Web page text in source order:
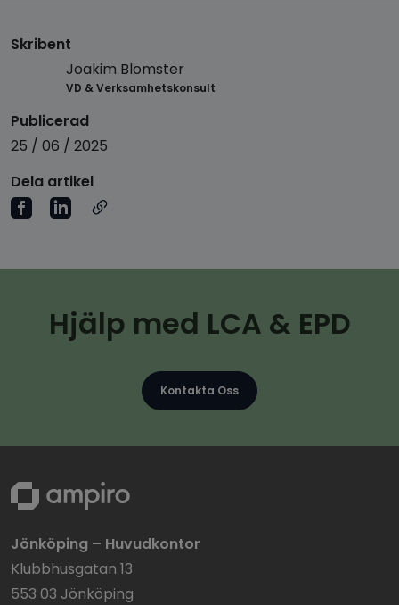
Skribent
Joakim Blomster
VD & Verksamhetskonsult
Publicerad
25 / 06 / 2025
Dela artikel
Hjälp med LCA & EPD
Kontakta Oss
Jönköping – Huvudkontor
Klubbhusgatan 13
553 03 Jönköping